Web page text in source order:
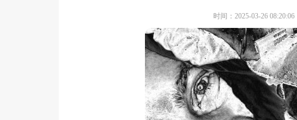
时间：2025-03-26 08:20:06